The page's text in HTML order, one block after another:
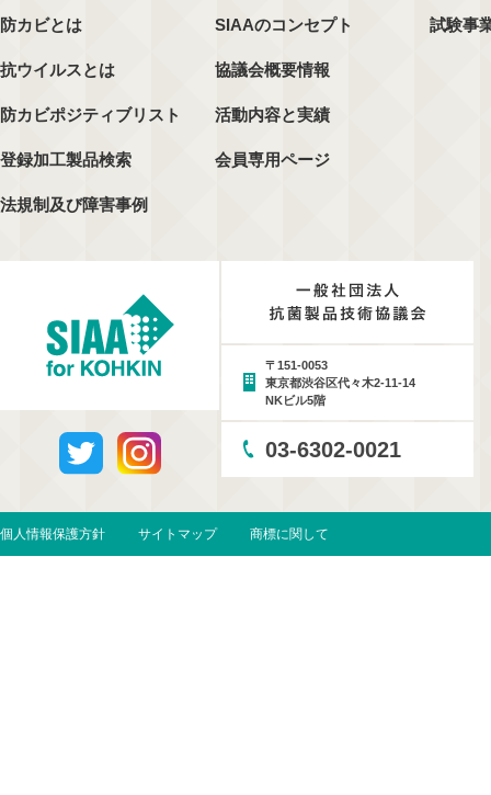
防カビとは
抗ウイルスとは
防カビポジティブリスト
登録加工製品検索
法規制及び障害事例
SIAAのコンセプト
協議会概要情報
活動内容と実績
会員専用ページ
試験事
〒151-0053
東京都渋谷区代々木2-11-14
NKビル5階
03-6302-0021
個人情報保護方針 サイトマップ 商標に関して